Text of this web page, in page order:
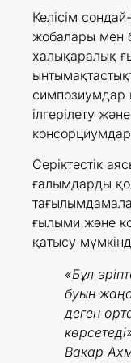
Келісім
жобалары мен
халықаралық
симпозиумдар
ілгерілету
Серіктестік
ғалымдарды
ғылыми және
қатысу
«Бұл
буын
деген
Вакар